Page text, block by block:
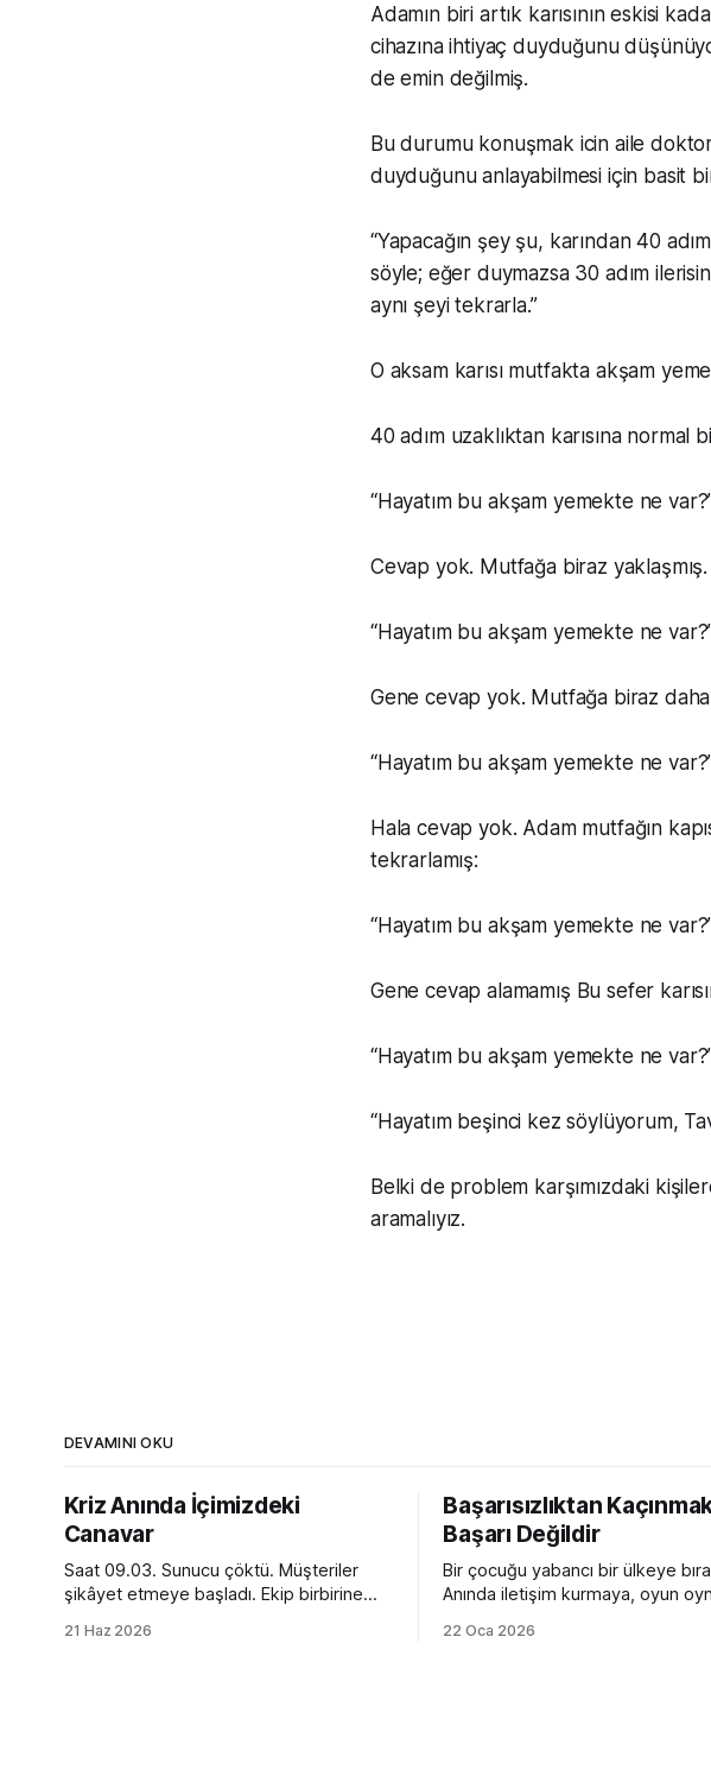
Adamın biri artık karısının eskisi
cihazına ihtiyaç duyduğunu
de emin değilmiş.
Bu durumu konuşmak icin aile
duyduğunu anlayabilmesi için basit
“Yapacağın şey şu, karından 40
söyle; eğer duymazsa 30 adım
aynı şeyi tekrarla.”
O aksam karısı mutfakta akşam
40 adım uzaklıktan karısına normal
“Hayatım bu akşam yemekte ne
Cevap yok. Mutfağa biraz
“Hayatım bu akşam yemekte ne
Gene cevap yok. Mutfağa biraz
“Hayatım bu akşam yemekte ne
Hala cevap yok. Adam mutfağın
tekrarlamış:
“Hayatım bu akşam yemekte ne
Gene cevap alamamış Bu sefer
“Hayatım bu akşam yemekte ne
“Hayatım beşinci kez söylüyorum,
Belki de problem karşımızdaki
aramalıyız.
DEVAMINI OKU
Kriz Anında İçimizdeki
Canavar
Saat 09.03. Sunucu çöktü. Müşteriler
şikâyet etmeye başladı. Ekip birbirine
kutusu kırmızı alarm veriyor. Tam bir
21 Haz 2026
Başarısızlıktan
Başarı Değildir
Bir çocuğu yabancı bir ülkeye
Anında iletişim kurmaya, oyun
çok sınırlıdır. Yanlış konuşur, devrik,
22 Oca 2026